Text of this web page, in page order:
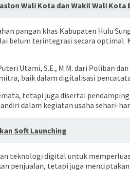
Wali Kota dan Wakil Wali Kota
pangan khas Kabupaten Hulu
terintegrasi secara optimal.
Utami, S.E., M.M. dari Poliban
baik dalam digitalisasi
tetapi juga disertai
dalam kegiatan usaha sehari-
Soft Launching
teknologi digital untuk
penjualan, tetapi juga